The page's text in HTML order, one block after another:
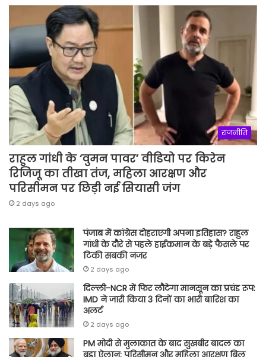
राजनीति
राहुल गांधी के ‘वुमन पावर’ वीडियो पर किरेन
रिजिजू का तीखा तंज, महिला आरक्षण और
परिसीमन पर छिड़ी नई सियासी जंग
2 days ago
पंजाब में कांग्रेस दोहराएगी अपना इतिहास? राहुल
गांधी के दौरे से पहले हाईकमान के बड़े फैसले पर
टिकी सबकी नजर
2 days ago
दिल्ली-NCR में फिर लौटेगा मानसून का प्रचंड रूप:
IMD ने जारी किया 3 दिनों का भारी बारिश का
अलर्ट
2 days ago
PM मोदी से मुलाकात के बाद सुखबीर बादल का
बड़ा ऐलान: परिसीमन और महिला आरक्षण बिल